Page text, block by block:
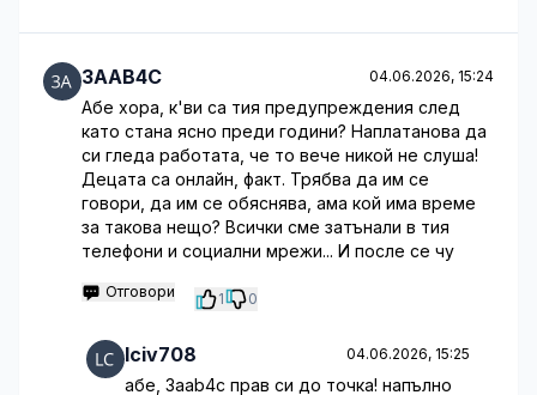
3AAB4C 04.06.2026, 15:24
Абе хора, к'ви са тия предупреждения след
като стана ясно преди години? Наплатанова да
си гледа работата, че то вече никой не слуша!
Децата са онлайн, факт. Трябва да им се
говори, да им се обяснява, ама кой има време
за такова нещо? Всички сме затънали в тия
телефони и социални мрежи... И после се чу
Отговори 1 0
lciv708 04.06.2026, 15:25
абе, 3aab4c прав си до точка! напълно